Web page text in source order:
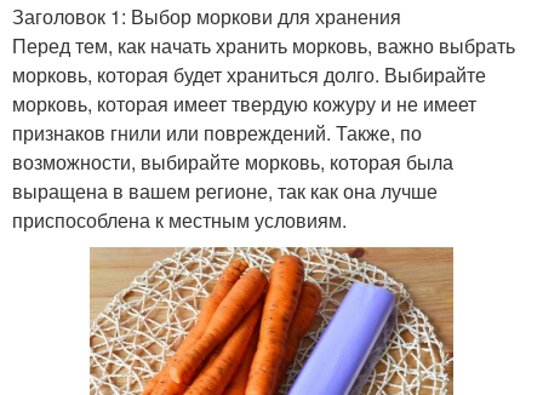
Заголовок 1: Выбор моркови для хранения
Перед тем, как начать хранить морковь, важно выбрать
морковь, которая будет храниться долго. Выбирайте
морковь, которая имеет твердую кожуру и не имеет
признаков гнили или повреждений. Также, по
возможности, выбирайте морковь, которая была
выращена в вашем регионе, так как она лучше
приспособлена к местным условиям.